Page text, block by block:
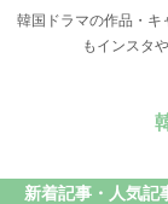
韓国ドラマの作品・キ
もインスタ
新着記事・人気記